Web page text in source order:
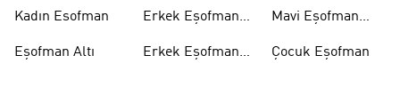
Kadın Esofman
Eşofman Altı
Erkek Eşofman
Erkek Eşofman
Mavi Eşofman
Çocuk Eşofman